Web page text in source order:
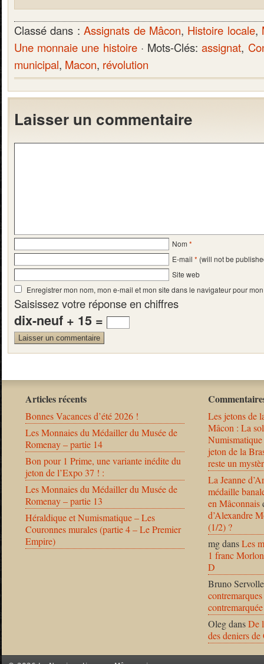
Classé dans :Assignats de Mâcon, Histoire locale,
Une monnaie une histoire· Mots-Clés:assignat,
municipal, Macon, révolution
Laisser un commentaire
Nom *
E-mail * (will not be
Site web
Enregistrer mon nom, mon e-mail et mon site dans le navigateur pour
Saisissez votre réponse en chiffres
dix-neuf + 15 =
Articles récents
Bonnes Vacances d’été 2026 !
Les Monnaies du Médailler du Musée de
Romenay – partie 14
Bon pour 1 Prime, une variante inédite du
jeton de l’Expo 37 ! :
Les Monnaies du Médailler du Musée de
Romenay – partie 13
Héraldique et Numismatique – Les
Couronnes murales (partie 4 – Le Premier
Empire)
Les jetons de
Mâcon : La
jeton de la
reste un
La Jeanne
médaille
en Mâconnais
d’Alexandre
(1/2) ?
mgdansLes
1 franc
D
Bruno Servolle
OlegdansDe
des deniers